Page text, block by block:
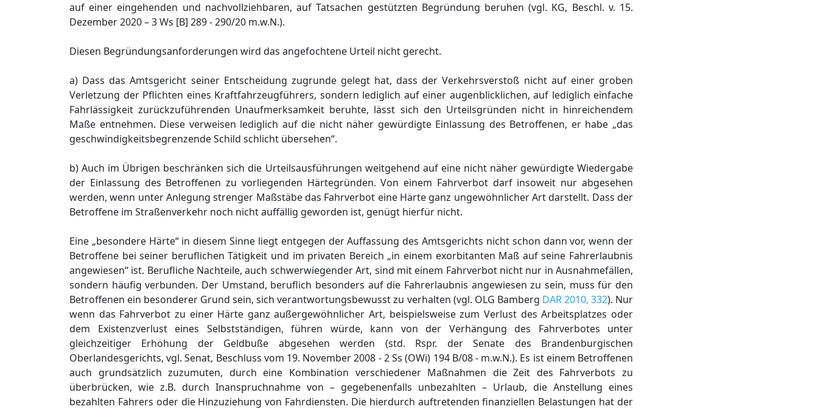
auf einer eingehenden und nachvollziehbaren, auf Tatsachen gestützten Begründung beruhen (vgl. KG, Beschl. v. 15.
Dezember 2020 – 3 Ws [B] 289 - 290/20 m.w.N.).
Diesen Begründungsanforderungen wird das angefochtene Urteil nicht gerecht.
a) Dass das Amtsgericht seiner Entscheidung zugrunde gelegt hat, dass der Verkehrsverstoß nicht auf einer groben
Verletzung der Pflichten eines Kraftfahrzeugführers, sondern lediglich auf einer augenblicklichen, auf lediglich einfache
Fahrlässigkeit zurückzuführenden Unaufmerksamkeit beruhte, lässt sich den Urteilsgründen nicht in hinreichendem
Maße entnehmen. Diese verweisen lediglich auf die nicht näher gewürdigte Einlassung des Betroffenen, er habe „das
geschwindigkeitsbegrenzende Schild schlicht übersehen“.
b) Auch im Übrigen beschränken sich die Urteilsausführungen weitgehend auf eine nicht näher gewürdigte Wiedergabe
der Einlassung des Betroffenen zu vorliegenden Härtegründen. Von einem Fahrverbot darf insoweit nur abgesehen
werden, wenn unter Anlegung strenger Maßstäbe das Fahrverbot eine Härte ganz ungewöhnlicher Art darstellt. Dass der
Betroffene im Straßenverkehr noch nicht auffällig geworden ist, genügt hierfür nicht.
Eine „besondere Härte“ in diesem Sinne liegt entgegen der Auffassung des Amtsgerichts nicht schon dann vor, wenn der
Betroffene bei seiner beruflichen Tätigkeit und im privaten Bereich „in einem exorbitanten Maß auf seine Fahrerlaubnis
angewiesen“ ist. Berufliche Nachteile, auch schwerwiegender Art, sind mit einem Fahrverbot nicht nur in Ausnahmefällen,
sondern häufig verbunden. Der Umstand, beruflich besonders auf die Fahrerlaubnis angewiesen zu sein, muss für den
Betroffenen ein besonderer Grund sein, sich verantwortungsbewusst zu verhalten (vgl. OLG Bamberg DAR 2010, 332). Nur
wenn das Fahrverbot zu einer Härte ganz außergewöhnlicher Art, beispielsweise zum Verlust des Arbeitsplatzes oder
dem Existenzverlust eines Selbstständigen, führen würde, kann von der Verhängung des Fahrverbotes unter
gleichzeitiger Erhöhung der Geldbuße abgesehen werden (std. Rspr. der Senate des Brandenburgischen
Oberlandesgerichts, vgl. Senat, Beschluss vom 19. November 2008 - 2 Ss (OWi) 194 B/08 - m.w.N.). Es ist einem Betroffenen
auch grundsätzlich zuzumuten, durch eine Kombination verschiedener Maßnahmen die Zeit des Fahrverbots zu
überbrücken, wie z.B. durch Inanspruchnahme von – gegebenenfalls unbezahlten – Urlaub, die Anstellung eines
bezahlten Fahrers oder die Hinzuziehung von Fahrdiensten. Die hierdurch auftretenden finanziellen Belastungen hat der